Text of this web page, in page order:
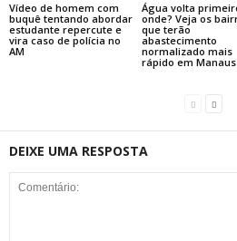
Vídeo de homem com
buquê tentando abordar
estudante repercute e
vira caso de polícia no
AM
Água volta
onde? Veja os
que terão
abastecimento
normalizado mais
rápido em Manaus
DEIXE UMA RESPOSTA